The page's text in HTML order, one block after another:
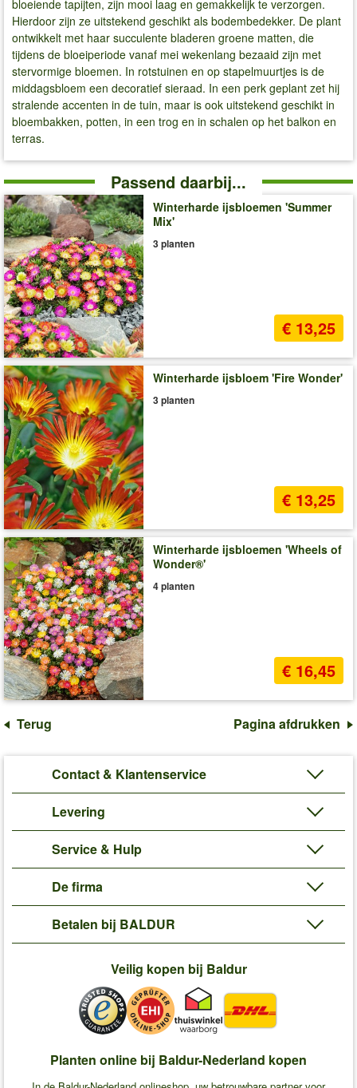
bloeiende tapijten, zijn mooi laag en gemakkelijk te verzorgen.
Hierdoor zijn ze uitstekend geschikt als bodembedekker. De plant
ontwikkelt met haar succulente bladeren groene matten, die
tijdens de bloeiperiode vanaf mei wekenlang bezaaid zijn met
stervormige bloemen. In rotstuinen en op stapelmuurtjes is de
middagsbloem een decoratief sieraad. In een perk geplant zet hij
stralende accenten in de tuin, maar is ook uitstekend geschikt in
bloembakken, potten, in een trog en in schalen op het balkon en
terras.
Passend daarbij...
Winterharde ijsbloemen 'Summer
Mix'
3 planten
€ 13,25
Winterharde ijsbloem 'Fire Wonder'
3 planten
€ 13,25
Winterharde ijsbloemen 'Wheels of
Wonder®'
4 planten
€ 16,45
Terug Pagina afdrukken
Contact & Klantenservice
Levering
Service & Hulp
De firma
Betalen bij BALDUR
Veilig kopen bij Baldur
Planten online bij Baldur-Nederland kopen